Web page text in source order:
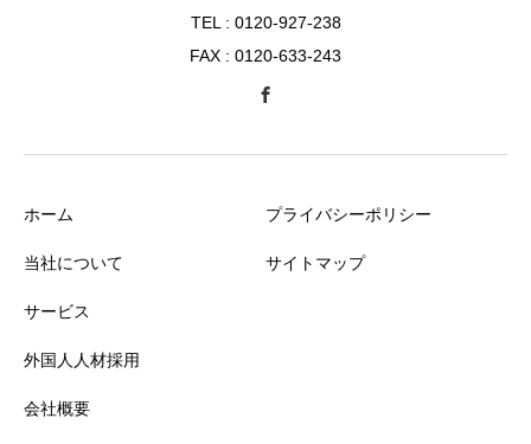
TEL : 0120-927-238
FAX : 0120-633-243
ホーム
当社について
サービス
外国人人材採用
会社概要
プライバシーポリシー
サイトマップ